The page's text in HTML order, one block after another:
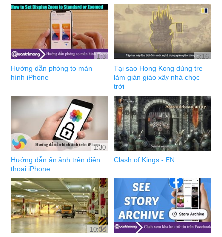
1:3
Hướng dẫn phóng to màn
hình iPhone
3:16
Tại sao Hong Kong dùng tre
làm giàn giáo xây nhà chọc
trời
1:30
Hướng dẫn ẩn ảnh trên điện
thoại iPhone
Clash of Kings - EN
10:38